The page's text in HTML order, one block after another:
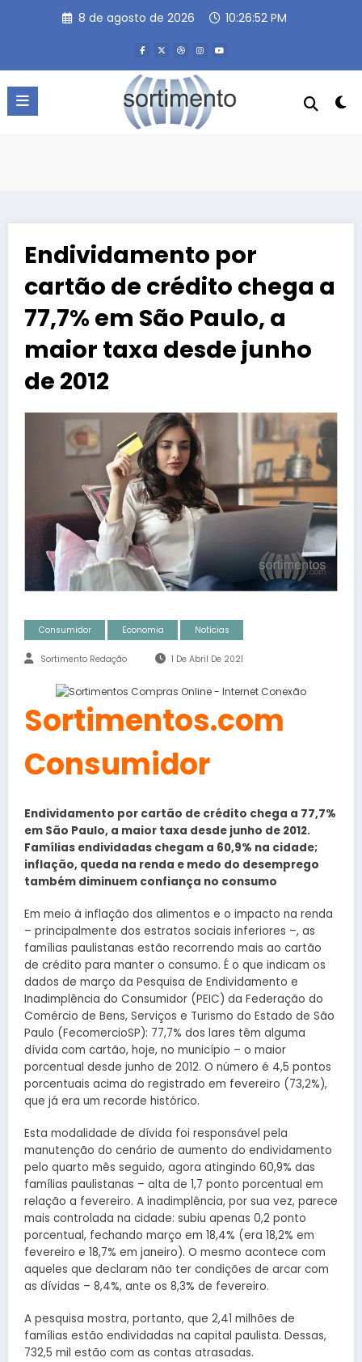
8 de agosto de 2026 10:26:53 PM
Endividamento por
cartão de crédito chega a
77,7% em São Paulo, a
maior taxa desde junho
de 2012
Consumidor Economia Notícias
Sortimento Redação 1 De Abril De 2021
Sortimentos.com
Consumidor
Endividamento por cartão de crédito chega a 77,7%
em São Paulo, a maior taxa desde junho de 2012.
Famílias endividadas chegam a 60,9% na cidade;
inflação, queda na renda e medo do desemprego
também diminuem confiança no consumo
Em meio à inflação dos alimentos e o impacto na renda
– principalmente dos estratos sociais inferiores –, as
famílias paulistanas estão recorrendo mais ao cartão
de crédito para manter o consumo. É o que indicam os
dados de março da Pesquisa de Endividamento e
Inadimplência do Consumidor (PEIC) da Federação do
Comércio de Bens, Serviços e Turismo do Estado de São
Paulo (FecomercioSP): 77,7% dos lares têm alguma
dívida com cartão, hoje, no município – o maior
porcentual desde junho de 2012. O número é 4,5 pontos
porcentuais acima do registrado em fevereiro (73,2%),
que já era um recorde histórico.
Esta modalidade de dívida foi responsável pela
manutenção do cenário de aumento do endividamento
pelo quarto mês seguido, agora atingindo 60,9% das
famílias paulistanas – alta de 1,7 ponto porcentual em
relação a fevereiro. A inadimplência, por sua vez, parece
mais controlada na cidade: subiu apenas 0,2 ponto
porcentual, fechando março em 18,4% (era 18,2% em
fevereiro e 18,7% em janeiro). O mesmo acontece com
aqueles que declaram não ter condições de arcar com
as dívidas – 8,4%, ante os 8,3% de fevereiro.
A pesquisa mostra, portanto, que 2,41 milhões de
famílias estão endividadas na capital paulista. Dessas,
732,5 mil estão com as contas atrasadas.